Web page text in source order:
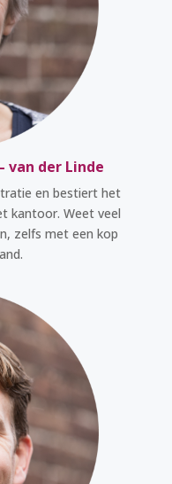
van der Linde
en bestiert het
kantoor. Weet veel
zelfs met een kop